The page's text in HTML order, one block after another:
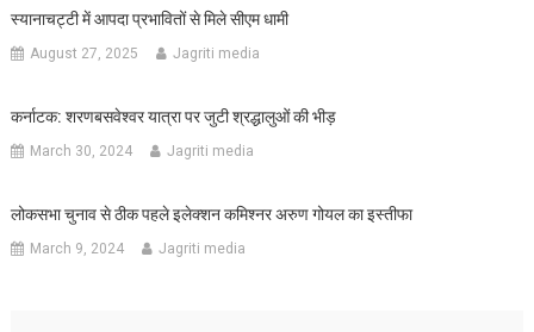
स्यानाचट्टी में आपदा प्रभावितों से मिले सीएम धामी
August 27, 2025 Jagriti media
कर्नाटक: शरणबसवेश्वर यात्रा पर जुटी श्रद्धालुओं की भीड़
March 30, 2024 Jagriti media
लोकसभा चुनाव से ठीक पहले इलेक्शन कमिश्नर अरुण गोयल का इस्तीफा
March 9, 2024 Jagriti media